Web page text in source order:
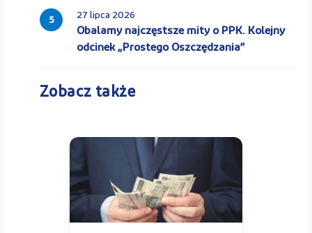
5 27 lipca 2026
Obalamy najczęstsze mity o PPK. Kolejny
odcinek „Prostego Oszczędzania”
Zobacz także